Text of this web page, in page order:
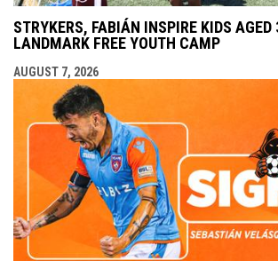
STRYKERS, FABIÁN INSPIRE KIDS AGED
LANDMARK FREE YOUTH CAMP
AUGUST 7, 2026